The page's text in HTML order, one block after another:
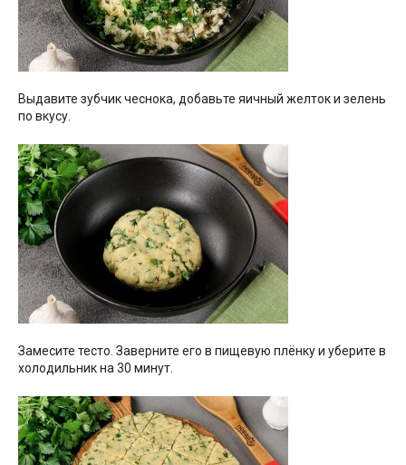
Выдавите зубчик чеснока, добавьте яичный желток и зелень
по вкусу.
Замесите тесто. Заверните его в пищевую плёнку и уберите в
холодильник на 30 минут.